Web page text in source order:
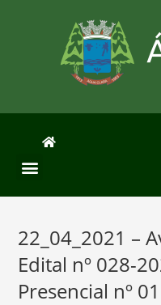
22_04_2021 –
Edital nº 028-
Presencial nº